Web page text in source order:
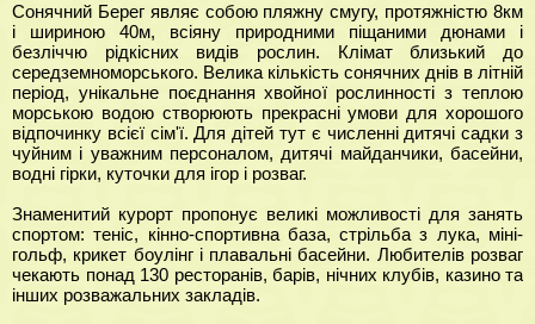
Сонячний Берег являє собою пляжну смугу, протяжністю 8км
і шириною 40м, всіяну природними піщаними дюнами і
безліччю рідкісних видів рослин. Клімат близький до
середземноморського. Велика кількість сонячних днів в літній
період, унікальне поєднання хвойної рослинності з теплою
морською водою створюють прекрасні умови для хорошого
відпочинку всієї сім'ї. Для дітей тут є численні дитячі садки з
чуйним і уважним персоналом, дитячі майданчики, басейни,
водні гірки, куточки для ігор і розваг.
Знаменитий курорт пропонує великі можливості для занять
спортом: теніс, кінно-спортивна база, стрільба з лука, міні-
гольф, крикет боулінг і плавальні басейни. Любителів розваг
чекають понад 130 ресторанів, барів, нічних клубів, казино та
інших розважальних закладів.